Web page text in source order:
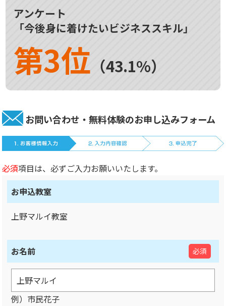
アンケート
「今後身に着けたいビジネススキル」
第3位 （43.1%）
お問い合わせ・無料体験のお申し込みフォーム
必須項目は、必ずご入力お願いいたします。
お申込教室
上野マルイ教室
お名前 必須
例）市民花子